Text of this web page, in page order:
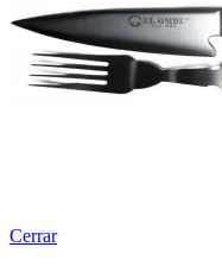
Cerrar